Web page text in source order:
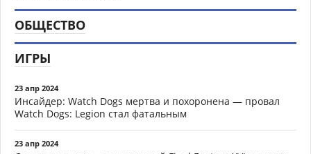
ОБЩЕСТВО
ИГРЫ
23 апр 2024
Инсайдер: Watch Dogs мертва и похоронена — провал
Watch Dogs: Legion стал фатальным
23 апр 2024